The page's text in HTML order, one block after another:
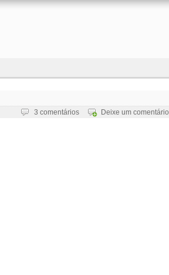
3 comentários Deixe um comentário